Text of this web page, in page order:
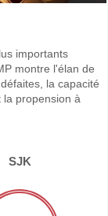
importants
montre l'élan de
la capacité
la propension à
SJK